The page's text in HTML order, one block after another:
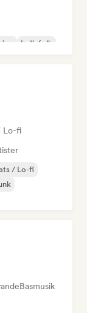
Indiefolk
Lo-fi
/ Lo-fi
Basmusik